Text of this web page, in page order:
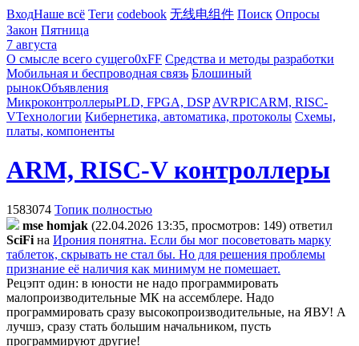
ВходНаше всё Теги codebook 无线电组件 Поиск Опросы
Закон Пятница
7 августа
О смысле всего сущего0xFF Средства и методы разработки
Мобильная и беспроводная связь Блошиный
рынокОбъявления
МикроконтроллерыPLD, FPGA, DSP AVRPICARM, RISC-
VТехнологии Кибернетика, автоматика, протоколы Схемы,
платы, компоненты
ARM, RISC-V контроллеры
1583074 Топик полностью
mse homjak (22.04.2026 13:35, просмотров: 149) ответил
SciFi на Ирония понятна. Если бы мог посоветовать марку
таблеток, скрывать не стал бы. Но для решения проблемы
признание её наличия как минимум не помешает.
Рецэпт один: в юности не надо программировать
малопроизводительные МК на ассемблере. Надо
программировать сразу высокопроизводительные, на ЯВУ! А
лучшэ, сразу стать большим начальником, пусть
программируют другие!